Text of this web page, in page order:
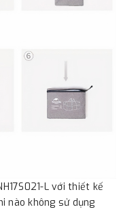
L với thiết kế
nào không sử dụng